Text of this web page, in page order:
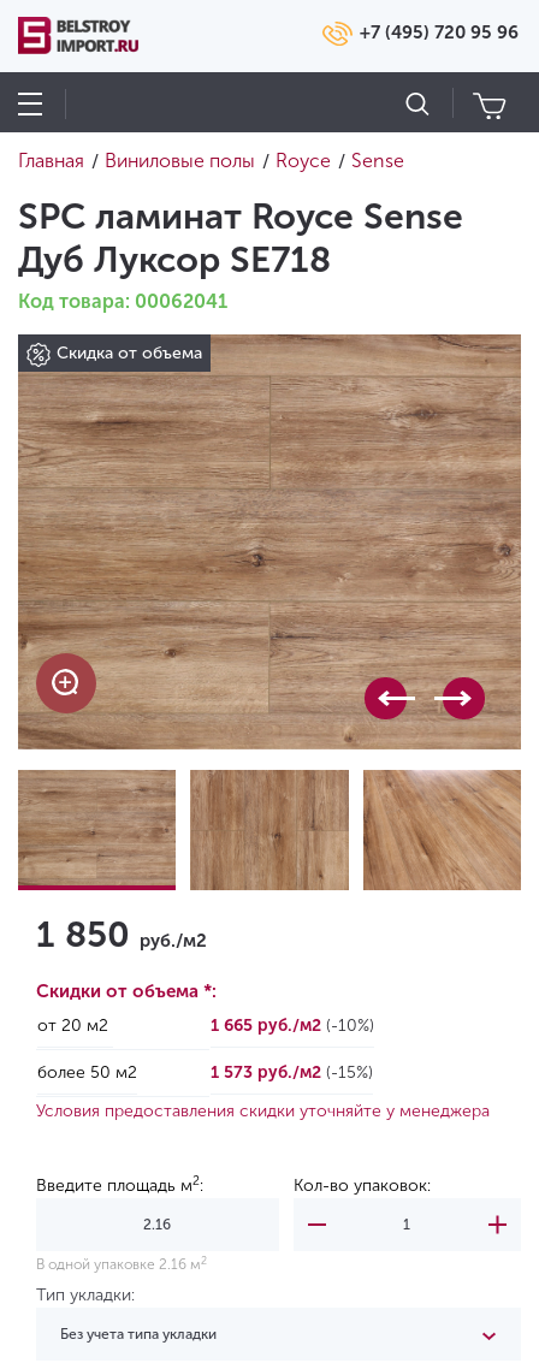
+7 (495) 720 95 96
Главная / Виниловые полы / Royce / Sense
SPC ламинат Royce Sense
Дуб Луксор SE718
Код товара: 00062041
Скидка от объема
1 850 руб./м2
Скидки от объема *:
от 20 м2 1 665 руб./м2 (-10%)
более 50 м2 1 573 руб./м2 (-15%)
Условия предоставления скидки уточняйте у менеджера
Введите площадь м2: Кол-во упаковок:
В одной упаковке 2.16 м 2
Тип укладки:
Без учета типа укладки